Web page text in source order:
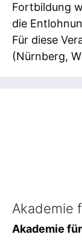
Fortbildung
die
Für diese
(Nürnberg,
Akademie
Akademie